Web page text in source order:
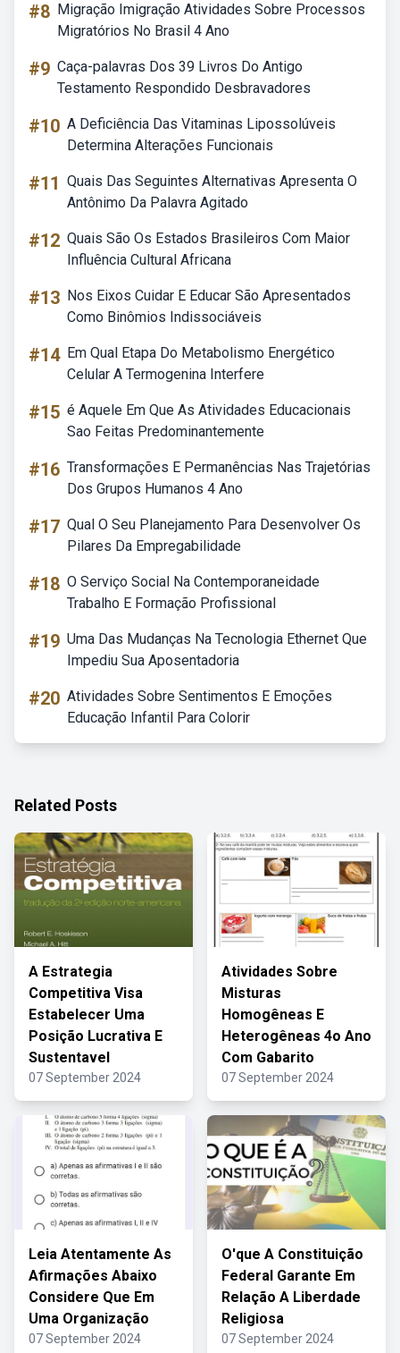
#8 Migração Imigração Atividades Sobre Processos
Migratórios No Brasil 4 Ano
#9 Caça-palavras Dos 39 Livros Do Antigo
Testamento Respondido Desbravadores
#10 A Deficiência Das Vitaminas Lipossolúveis
Determina Alterações Funcionais
#11 Quais Das Seguintes Alternativas Apresenta O
Antônimo Da Palavra Agitado
#12 Quais São Os Estados Brasileiros Com Maior
Influência Cultural Africana
#13 Nos Eixos Cuidar E Educar São Apresentados
Como Binômios Indissociáveis
#14 Em Qual Etapa Do Metabolismo Energético
Celular A Termogenina Interfere
#15 é Aquele Em Que As Atividades Educacionais
Sao Feitas Predominantemente
#16 Transformações E Permanências Nas Trajetórias
Dos Grupos Humanos 4 Ano
#17 Qual O Seu Planejamento Para Desenvolver Os
Pilares Da Empregabilidade
#18 O Serviço Social Na Contemporaneidade
Trabalho E Formação Profissional
#19 Uma Das Mudanças Na Tecnologia Ethernet Que
Impediu Sua Aposentadoria
#20 Atividades Sobre Sentimentos E Emoções
Educação Infantil Para Colorir
Related Posts
A Estrategia
Competitiva Visa
Estabelecer Uma
Posição Lucrativa E
Sustentavel
07 September 2024
Atividades Sobre
Misturas
Homogêneas E
Heterogêneas 4o Ano
Com Gabarito
07 September 2024
Leia Atentamente As
Afirmações Abaixo
Considere Que Em
Uma Organização
07 September 2024
O'que A Constituição
Federal Garante Em
Relação A Liberdade
Religiosa
07 September 2024